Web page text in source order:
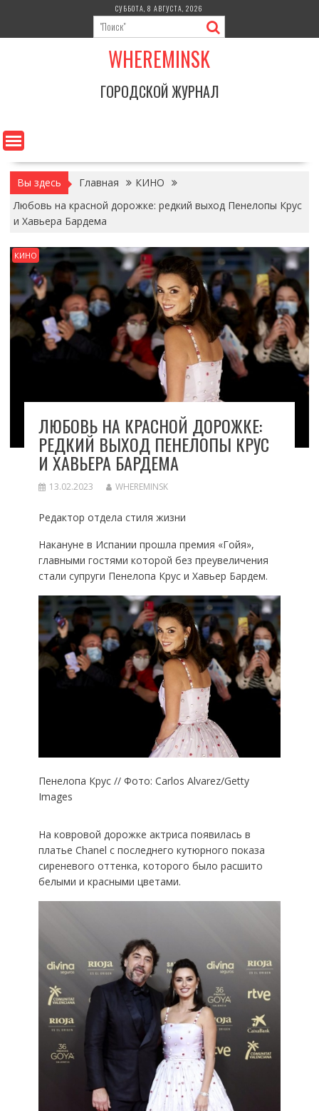
содержимому
СУББОТА, 8 АВГУСТА, 2026
WHEREMINSK
ГОРОДСКОЙ ЖУРНАЛ
Вы здесь Главная
КИНО
Любовь на красной дорожке: редкий выход Пенелопы Крус
и Хавьера Бардема
КИНО
ЛЮБОВЬ НА КРАСНОЙ ДОРОЖКЕ:
РЕДКИЙ ВЫХОД ПЕНЕЛОПЫ КРУС
И ХАВЬЕРА БАРДЕМА
13.02.2023 WHEREMINSK
Редактор отдела стиля жизни
Накануне в Испании прошла премия «Гойя»,
главными гостями которой без преувеличения
стали супруги Пенелопа Крус и Хавьер Бардем.
Пенелопа Крус // Фото: Сarlos Alvarez/Getty
Images
На ковровой дорожке актриса появилась в
платье Chanel с последнего кутюрного показа
сиреневого оттенка, которого было расшито
белыми и красными цветами.